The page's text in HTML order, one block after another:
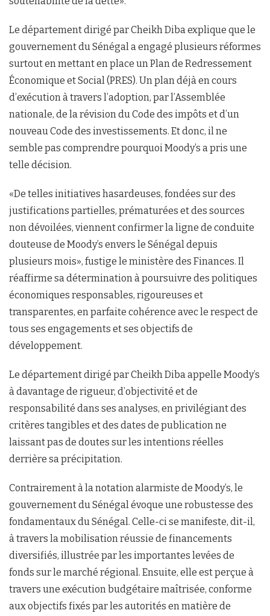
Le département dirigé par Cheikh Diba explique que le
gouvernement du Sénégal a engagé plusieurs réformes
surtout en mettant en place un Plan de Redressement
Économique et Social (PRES). Un plan déjà en cours
d’exécution à travers l’adoption, par l’Assemblée
nationale, de la révision du Code des impôts et d’un
nouveau Code des investissements. Et donc, il ne
semble pas comprendre pourquoi Moody’s a pris une
telle décision.
«De telles initiatives hasardeuses, fondées sur des
justifications partielles, prématurées et des sources
non dévoilées, viennent confirmer la ligne de conduite
douteuse de Moody’s envers le Sénégal depuis
plusieurs mois», fustige le ministère des Finances. Il
réaffirme sa détermination à poursuivre des politiques
économiques responsables, rigoureuses et
transparentes, en parfaite cohérence avec le respect de
tous ses engagements et ses objectifs de
développement.
Le département dirigé par Cheikh Diba appelle Moody’s
à davantage de rigueur, d’objectivité et de
responsabilité dans ses analyses, en privilégiant des
critères tangibles et des dates de publication ne
laissant pas de doutes sur les intentions réelles
derrière sa précipitation.
Contrairement à la notation alarmiste de Moody’s, le
gouvernement du Sénégal évoque une robustesse des
fondamentaux du Sénégal. Celle-ci se manifeste, dit-il,
à travers la mobilisation réussie de financements
diversifiés, illustrée par les importantes levées de
fonds sur le marché régional. Ensuite, elle est perçue à
travers une exécution budgétaire maîtrisée, conforme
aux objectifs fixés par les autorités en matière de